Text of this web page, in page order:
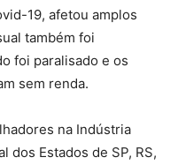
19, afetou amplos
também foi
foi paralisado e os
sem renda.
na Indústria
dos Estados de SP, RS,